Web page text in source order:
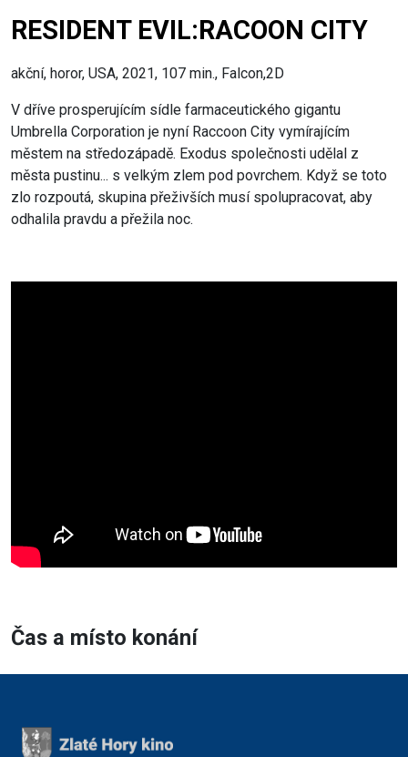
RESIDENT EVIL:RACOON CITY
akční, horor, USA, 2021, 107 min., Falcon,2D
V dříve prosperujícím sídle farmaceutického gigantu
Umbrella Corporation je nyní Raccoon City vymírajícím
městem na středozápadě. Exodus společnosti udělal z
města pustinu... s velkým zlem pod povrchem. Když se toto
zlo rozpoutá, skupina přeživších musí spolupracovat, aby
odhalila pravdu a přežila noc.
Čas a místo konání